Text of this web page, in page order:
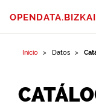
Inicio Datos